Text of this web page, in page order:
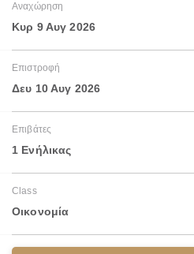
Αναχώρηση
Κυρ 9 Αυγ 2026
Επιστροφή
Δευ 10 Αυγ 2026
Επιβάτες
1 Ενήλικας
Class
Οικονομία